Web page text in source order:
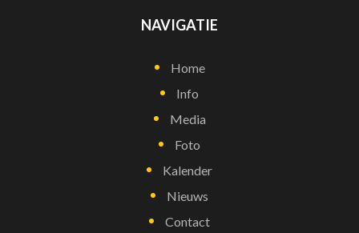
NAVIGATIE
Home
Info
Media
Foto
Kalender
Nieuws
Contact